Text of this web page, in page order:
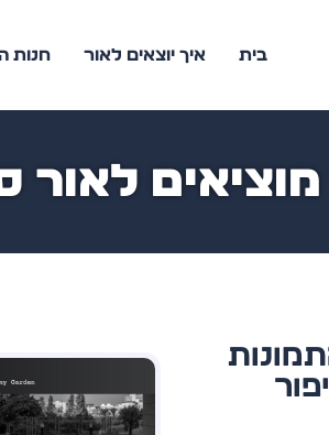
בית איך יוצאים לאור חנות
מוציאים לאור